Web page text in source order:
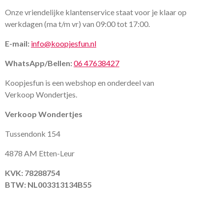
Onze vriendelijke klantenservice staat voor je klaar op
werkdagen (ma t/m vr) van 09:00 tot 17:00.
E-mail: info@koopjesfun.nl
WhatsApp/Bellen:06 47638427
Koopjesfun is een webshop en onderdeel van
Verkoop Wondertjes.
Verkoop Wondertjes
Tussendonk 154
4878 AM Etten-Leur
KVK: 78288754
BTW: NL003313134B55